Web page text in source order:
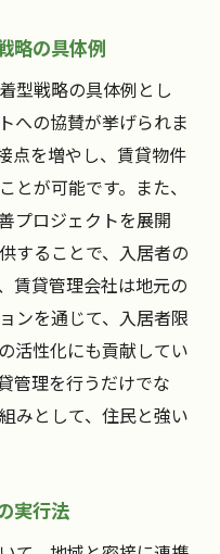
略の具体例
型戦略の具体例とし
への協賛が挙げられま
点を増やし、賃貸物件
とが可能です。また、
プロジェクトを展開
することで、入居者の
賃貸管理会社は地元の
ンを通じて、入居者限
活性化にも貢献してい
管理を行うだけでな
みとして、住民と強い
実行法